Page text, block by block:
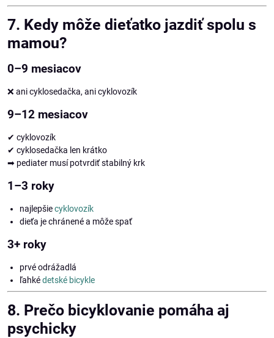
7. Kedy môže dieťatko jazdiť spolu s
mamou?
0–9 mesiacov
❌ ani cyklosedačka, ani cyklovozík
9–12 mesiacov
✔ cyklovozík
✔ cyklosedačka len krátko
➡ pediater musí potvrdiť stabilný krk
1–3 roky
najlepšiecyklovozík
dieťa je chránené a môže spať
3+ roky
prvé odrážadlá
ľahkédetské bicykle
8. Prečo bicyklovanie pomáha aj
psychicky